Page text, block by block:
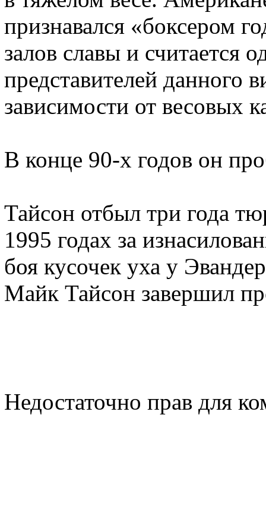
признавался «боксером
залов славы и считается
представителей данного
зависимости от весовых
В конце 90-х годов он
Тайсон отбыл три года
1995 годах за
боя кусочек уха у
Майк Тайсон завершил
Недостаточно прав для